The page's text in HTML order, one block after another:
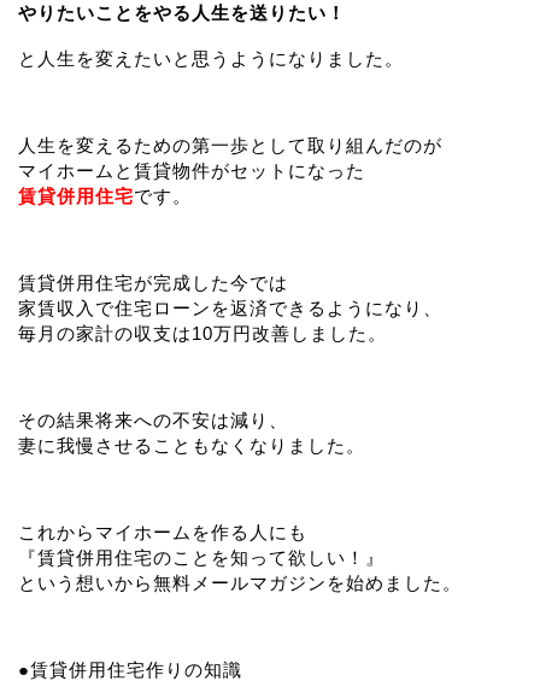
やりたいことをやる人生を送りたい！
と人生を変えたいと思うようになりました。
人生を変えるための第一歩として取り組んだのが
マイホームと賃貸物件がセットになった
賃貸併用住宅です。
賃貸併用住宅が完成した今では
家賃収入で住宅ローンを返済できるようになり、
毎月の家計の収支は10万円改善しました。
その結果将来への不安は減り、
妻に我慢させることもなくなりました。
これからマイホームを作る人にも
『賃貸併用住宅のことを知って欲しい！』
という想いから無料メールマガジンを始めました。
●賃貸併用住宅作りの知識